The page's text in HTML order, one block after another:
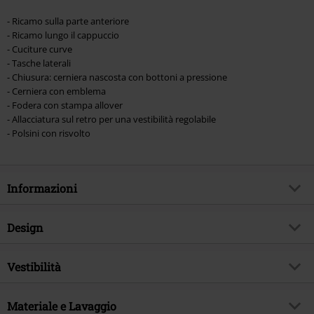
- Ricamo sulla parte anteriore
- Ricamo lungo il cappuccio
- Cuciture curve
- Tasche laterali
- Chiusura: cerniera nascosta con bottoni a pressione
- Cerniera con emblema
- Fodera con stampa allover
- Allacciatura sul retro per una vestibilità regolabile
- Polsini con risvolto
Informazioni
Codice articolo
Esclusiva EMP
Autografato
Design
Tipologia prodotto
Dettagli
Lacci intrecciati, Ricamato, Fodera
Vestibilità
Caratteristiche speciali Fit
Materiale e Lavaggio